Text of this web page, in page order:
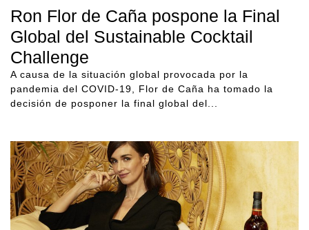
Ron Flor de Caña pospone la Final
Global del Sustainable Cocktail
Challenge
A causa de la situación global provocada por la
pandemia del COVID-19, Flor de Caña ha tomado la
decisión de posponer la final global del...